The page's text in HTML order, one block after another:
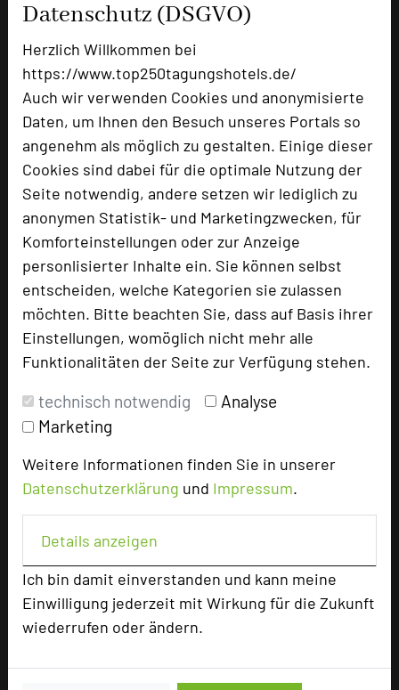
Datenschutz (DSGVO)
Herzlich Willkommen bei
https://www.top250tagungshotels.de/
Auch wir verwenden Cookies und anonymisierte
Daten, um Ihnen den Besuch unseres Portals so
angenehm als möglich zu gestalten. Einige dieser
Cookies sind dabei für die optimale Nutzung der
Seite notwendig, andere setzen wir lediglich zu
anonymen Statistik- und Marketingzwecken, für
Komforteinstellungen oder zur Anzeige
personlisierter Inhalte ein. Sie können selbst
entscheiden, welche Kategorien sie zulassen
möchten. Bitte beachten Sie, dass auf Basis ihrer
Einstellungen, womöglich nicht mehr alle
Funktionalitäten der Seite zur Verfügung stehen.
technisch notwendig
Analyse
Marketing
Weitere Informationen finden Sie in unserer
Datenschutzerklärung und Impressum.
Details anzeigen
Ich bin damit einverstanden und kann meine
Einwilligung jederzeit mit Wirkung für die Zukunft
wiederrufen oder ändern.
Hotel Vier Jahreszeiten Starnberg
Münchner Straße 17
82319 Starnberg bei München
phone +49 8151 4470-163
mail Email
language Homepage
zur Tagungsanfrage hinzufügen
Bewertung
Tagungsplaner
Tagungsleiter
Hoteldaten
Max. Tagungskapazität (Personen)
Parlamentarisch
160